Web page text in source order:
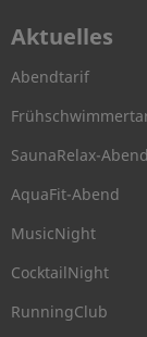
Aktuelles
Abendtarif
SaunaRelax-Abend
AquaFit-Abend
MusicNight
CocktailNight
RunningClub